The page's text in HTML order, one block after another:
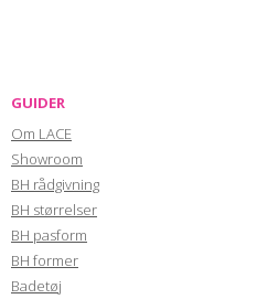
GUIDER
Om LACE
Showroom
BH rådgivning
BH størrelser
BH pasform
BH former
Badetøj